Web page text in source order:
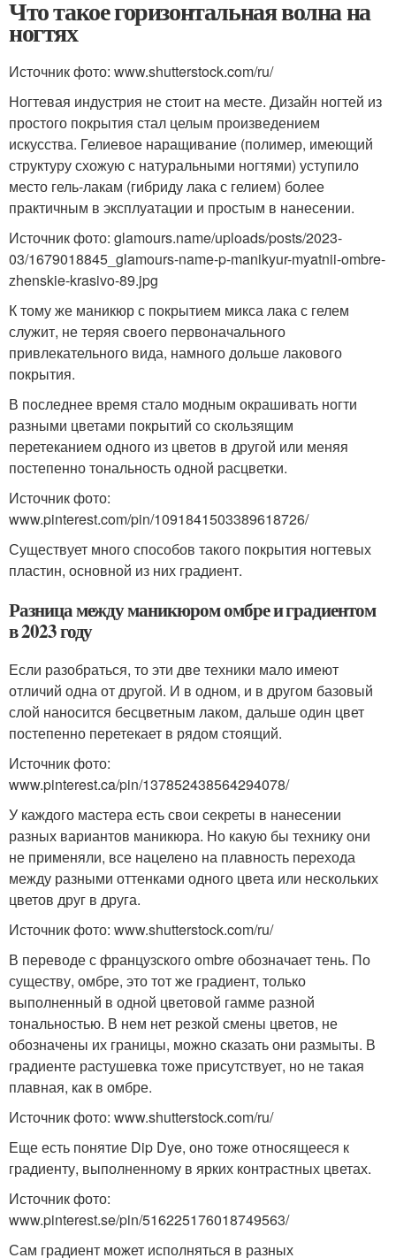
Что такое горизонтальная волна на
ногтях
Источник фото: www.shutterstock.com/ru/
Ногтевая индустрия не стоит на месте. Дизайн ногтей из
простого покрытия стал целым произведением
искусства. Гелиевое наращивание (полимер, имеющий
структуру схожую с натуральными ногтями) уступило
место гель-лакам (гибриду лака с гелием) более
практичным в эксплуатации и простым в нанесении.
Источник фото: glamours.name/uploads/posts/2023-
03/1679018845_glamours-name-p-manikyur-myatnii-ombre-
zhenskie-krasivo-89.jpg
К тому же маникюр с покрытием микса лака с гелем
служит, не теряя своего первоначального
привлекательного вида, намного дольше лакового
покрытия.
В последнее время стало модным окрашивать ногти
разными цветами покрытий со скользящим
перетеканием одного из цветов в другой или меняя
постепенно тональность одной расцветки.
Источник фото:
www.pinterest.com/pin/1091841503389618726/
Существует много способов такого покрытия ногтевых
пластин, основной из них градиент.
Разница между маникюром омбре и градиентом
в 2023 году
Если разобраться, то эти две техники мало имеют
отличий одна от другой. И в одном, и в другом базовый
слой наносится бесцветным лаком, дальше один цвет
постепенно перетекает в рядом стоящий.
Источник фото:
www.pinterest.ca/pin/137852438564294078/
У каждого мастера есть свои секреты в нанесении
разных вариантов маникюра. Но какую бы технику они
не применяли, все нацелено на плавность перехода
между разными оттенками одного цвета или нескольких
цветов друг в друга.
Источник фото: www.shutterstock.com/ru/
В переводе с французского ombre обозначает тень. По
существу, омбре, это тот же градиент, только
выполненный в одной цветовой гамме разной
тональностью. В нем нет резкой смены цветов, не
обозначены их границы, можно сказать они размыты. В
градиенте растушевка тоже присутствует, но не такая
плавная, как в омбре.
Источник фото: www.shutterstock.com/ru/
Еще есть понятие Dip Dye, оно тоже относящееся к
градиенту, выполненному в ярких контрастных цветах.
Источник фото:
www.pinterest.se/pin/516225176018749563/
Сам градиент может исполняться в разных